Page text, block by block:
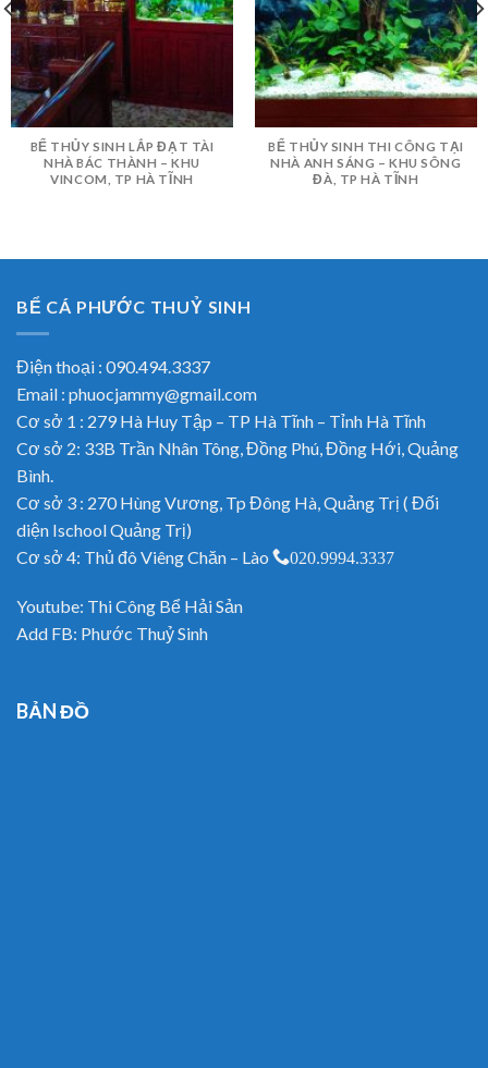
BỂ THỦY SINH LẮP ĐẠT TÀI
NHÀ BÁC THÀNH – KHU
VINCOM, TP HÀ TĨNH
BỂ THỦY SINH THI CÔNG TẠI
NHÀ ANH SÁNG – KHU SÔNG
ĐÀ, TP HÀ TĨNH
BỂ CÁ PHƯỚC THUỶ SINH
Điện thoại : 090.494.3337
Email : phuocjammy@gmail.com
Cơ sở 1 : 279 Hà Huy Tập – TP Hà Tĩnh – Tỉnh Hà Tĩnh
Cơ sở 2: 33B Trần Nhân Tông, Đồng Phú, Đồng Hới, Quảng
Bình.
Cơ sở 3 : 270 Hùng Vương, Tp Đông Hà, Quảng Trị ( Đối
diện Ischool Quảng Trị)
Cơ sở 4: Thủ đô Viêng Chăn – Lào
020.9994.3337
Youtube: Thi Công Bể Hải Sản
Add FB: Phước Thuỷ Sinh
BẢN ĐỒ